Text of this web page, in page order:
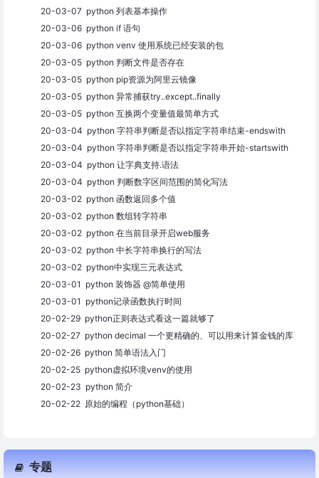
20-03-07 python 列表基本操作
20-03-06 python if 语句
20-03-06 python venv 使用系统已经安装的包
20-03-05 python 判断文件是否存在
20-03-05 python pip资源为阿里云镜像
20-03-05 python 异常捕获try..except..finally
20-03-05 python 互换两个变量值最简单方式
20-03-04 python 字符串判断是否以指定字符串结束-endswith
20-03-04 python 字符串判断是否以指定字符串开始-startswith
20-03-04 python 让字典支持.语法
20-03-04 python 判断数字区间范围的简化写法
20-03-02 python 函数返回多个值
20-03-02 python 数组转字符串
20-03-02 python 在当前目录开启web服务
20-03-02 python 中长字符串换行的写法
20-03-02 python中实现三元表达式
20-03-01 python 装饰器 @简单使用
20-03-01 python记录函数执行时间
20-02-29 python正则表达式看这一篇就够了
20-02-27 python decimal 一个更精确的、可以用来计算金钱的库
20-02-26 python 简单语法入门
20-02-25 python虚拟环境venv的使用
20-02-23 python 简介
20-02-22 原始的编程（python基础）
专题